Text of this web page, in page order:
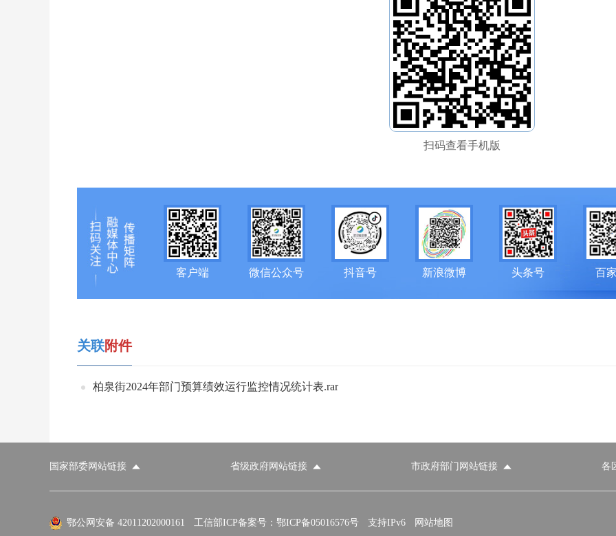
扫码查看手机版
客户端 微信公众号 抖音号 新浪微博 头条号 百
关联附件
柏泉街2024年部门预算绩效运行监控情况统计表.rar
国家部委网站链接 省级政府网站链接 市政府部门网站链接 各
国家部委网站 省级政府网站 市政府部门网站 各区政府部门网站 推荐访问网站
外交部 国防部 国家发展和改革委员会
鄂公网安备 42011202000161 工信部ICP备案号：鄂ICP备05016576号 支持IPv6 网站地图